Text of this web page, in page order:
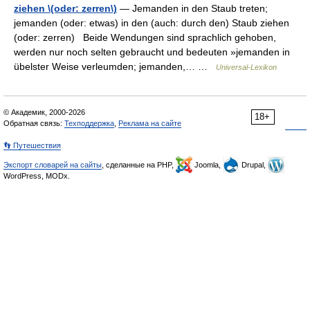
ziehen \(oder: zerren\) — Jemanden in den Staub treten;
jemanden (oder: etwas) in den (auch: durch den) Staub ziehen
(oder: zerren) Beide Wendungen sind sprachlich gehoben,
werden nur noch selten gebraucht und bedeuten »jemanden in
übelster Weise verleumden; jemanden,… …
Universal-Lexikon
18+
© Академик, 2000-2026
Обратная связь: Техподдержка Реклама на сайте
👣 Путешествия
Экспорт словарей на сайты , сделанные на PHP, Joomla,
Drupal,
WordPress, MODx.